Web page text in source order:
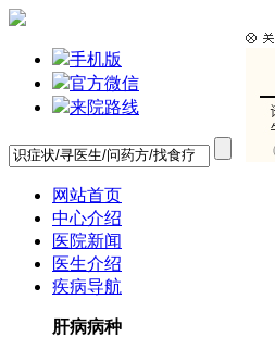
手机版
官方微信
来院路线
网站首页
中心介绍
医院新闻
医生介绍
疾病导航
肝病病种